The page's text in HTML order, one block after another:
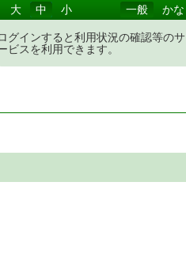
大 中 小 一般 かな
グインすると利用状況の確認等のサ
ビスを利用できます。